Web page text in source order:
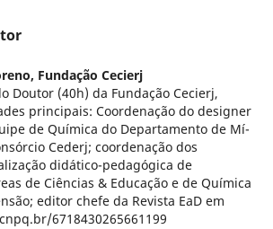
Fundação Cecierj
Doutor (40h) da Fundação Cecierj,
principais: Coordenação do designer
de Quí­mica do Departamento de Mí­
Cederj; coordenação dos
didático-pedagógica de
de Ciências & Educação e de Quí­mica
editor chefe da Revista EaD em
6718430265661199